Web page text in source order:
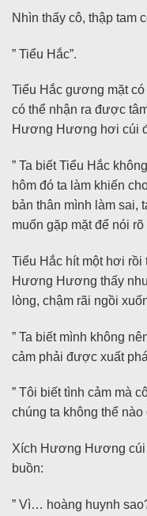
Nhìn thấy cô, thập tam
” Tiểu Hắc”.
Tiểu Hắc gương mặt
có thể nhận ra được
Hương Hương hơi cúi
” Ta biết Tiểu Hắc
hôm đó ta làm khiến
bản thân mình làm sai,
muốn gặp mặt để nói rõ
Tiểu Hắc hít một hơi
Hương Hương thấy
lòng, chậm rãi ngồi
” Ta biết mình không
cảm phải được xuất
” Tôi biết tình cảm mà
chúng ta không thể
Xích Hương Hương cúi
buồn:
” Vì… hoàng huynh